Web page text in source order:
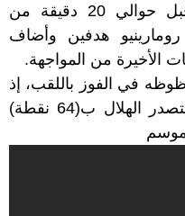
أن كان متأخرا بهدف لصفر قبل حوالي 20 دقيقة من
هدفين وأضاف
الأخيرة من المواجهة.
في الفوز باللقب، إذ
يتساوى في عدد النقاط مع المتصدر الهلال ب(64 نقطة)